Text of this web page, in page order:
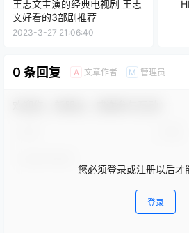
王志文主演的经典电视剧 王志
文好看的3部剧推荐
2023-3-27 21:06:40
0 条回复 A 文章作者 M 管理员
您必须登录或注册以后才
登录